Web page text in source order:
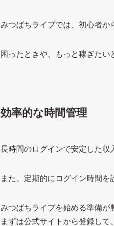
みつばちライブでは、初心者か
困ったときや、もっと稼ぎた
効率的な時間管理
長時間のログインで安定した収
また、定期的にログイン時間
みつばちライブを始める準備が
まずは公式サイトから登録し